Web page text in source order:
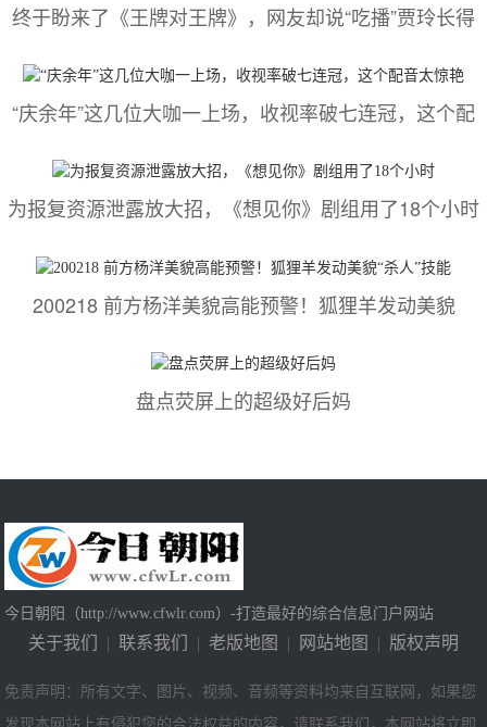
终于盼来了《王牌对王牌》，网友却说“吃播”贾玲长得
“庆余年”这几位大咖一上场，收视率破七连冠，这个配
为报复资源泄露放大招，《想见你》剧组用了18个小时
200218 前方杨洋美貌高能预警！狐狸羊发动美貌
盘点荧屏上的超级好后妈
今日朝阳（http://www.cfwlr.com）-打造最好的综合信息门户网站
关于我们 | 联系我们 | 老版地图 | 网站地图 | 版权声明
免责声明：所有文字、图片、视频、音频等资料均来自互联网，如果您